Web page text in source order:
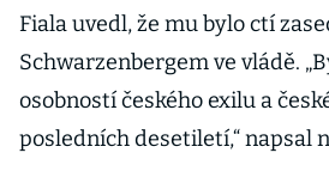
Fiala uvedl, že mu bylo ctí
Schwarzenbergem ve vládě.
osobností českého exilu a
posledních desetiletí,“ napsal